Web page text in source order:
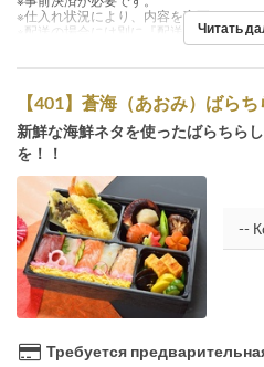
※仕入れ状況により、内容を変更させてい
※配送の場合には別に『配送料』を注文下
Читать
【401】蒼海（あおみ）ばら
新鮮な海鮮ネタを使ったばらちら
を！！
Требуется